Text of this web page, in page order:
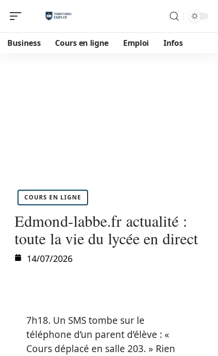
Business Cours en ligne Emploi Infos
COURS EN LIGNE
Edmond-labbe.fr actualité :
toute la vie du lycée en direct
14/07/2026
7h18. Un SMS tombe sur le
téléphone d’un parent d’élève : «
Cours déplacé en salle 203. » Rien